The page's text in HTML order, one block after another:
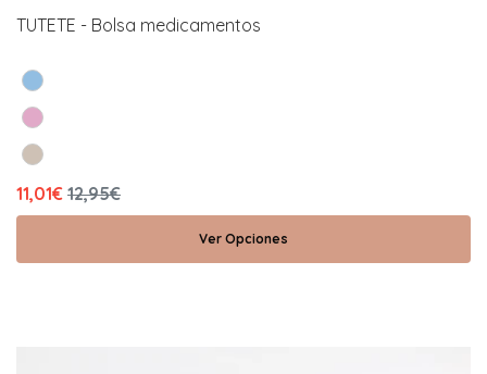
TUTETE - Bolsa medicamentos
11,01€ 12,95€
Ver Opciones